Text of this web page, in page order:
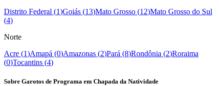
Distrito Federal (1)Goiás (13)Mato Grosso (12)Mato Grosso do Sul
(4)
Norte
Acre (1)Amapá (0)Amazonas (2)Pará (8)Rondônia (2)Roraima
(0)Tocantins (4)
Sobre Garotos de Programa em Chapada da Natividade